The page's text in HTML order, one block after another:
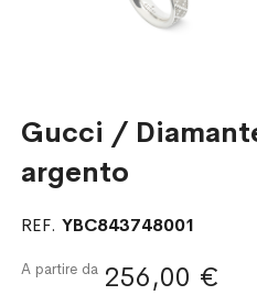
Gucci /
argento
REF. YBC843748001
A partire da 256,00 €